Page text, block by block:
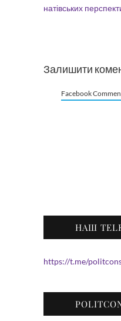
натівських
Залишити
Facebook
НАШ
https://t.me/